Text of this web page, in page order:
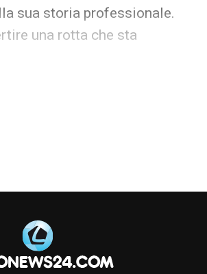
sua storia professionale.
una rotta che sta